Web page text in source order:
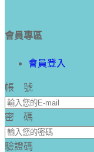
會員專區
會員登入
帳 號
密 碼
驗證碼